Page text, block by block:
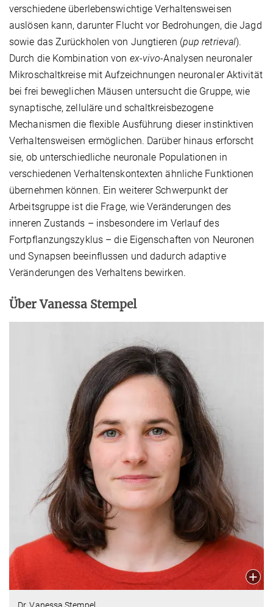
verschiedene überlebenswichtige Verhaltensweisen
auslösen kann, darunter Flucht vor Bedrohungen, die Jagd
sowie das Zurückholen von Jungtieren (pup retrieval).
Durch die Kombination von ex-vivo-Analysen neuronaler
Mikroschaltkreise mit Aufzeichnungen neuronaler Aktivität
bei frei beweglichen Mäusen untersucht die Gruppe, wie
synaptische, zelluläre und schaltkreisbezogene
Mechanismen die flexible Ausführung dieser instinktiven
Verhaltensweisen ermöglichen. Darüber hinaus erforscht
sie, ob unterschiedliche neuronale Populationen in
verschiedenen Verhaltenskontexten ähnliche Funktionen
übernehmen können. Ein weiterer Schwerpunkt der
Arbeitsgruppe ist die Frage, wie Veränderungen des
inneren Zustands – insbesondere im Verlauf des
Fortpflanzungszyklus – die Eigenschaften von Neuronen
und Synapsen beeinflussen und dadurch adaptive
Veränderungen des Verhaltens bewirken.
Über Vanessa Stempel